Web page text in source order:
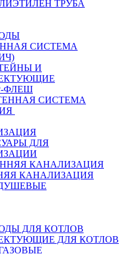
ТРУБА
СИСТЕМА
И
ФЛЕШ
СИСТЕМА
ДЛЯ
КАНАЛИЗАЦИЯ
КАНАЛИЗАЦИЯ
ДЛЯ КОТЛОВ
ДЛЯ КОТЛОВ